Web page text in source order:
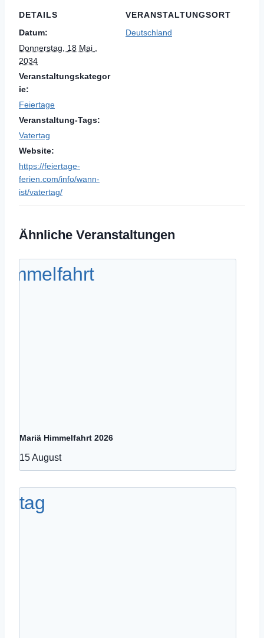
DETAILS
Datum:
Donnerstag, 18 Mai ,
2034
Veranstaltungskategor
ie:
Feiertage
Veranstaltung-Tags:
Vatertag
Website:
https://feiertage-
ferien.com/info/wann-
ist/vatertag/
VERANSTALTUNGSORT
Deutschland
Ähnliche Veranstaltungen
Mariä Himmelfahrt 2026
15 August